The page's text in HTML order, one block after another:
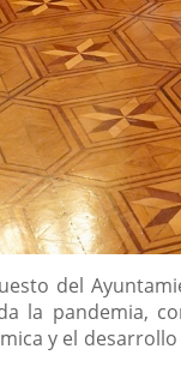
del
la pandemia,
y el